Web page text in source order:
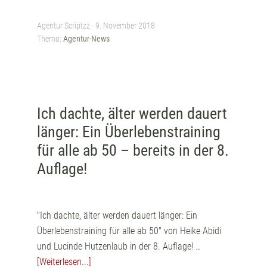
Agentur Scriptzz · 9. November 2018
Thema:Agentur-News
Ich dachte, älter werden dauert
länger: Ein Überlebenstraining
für alle ab 50 – bereits in der 8.
Auflage!
"Ich dachte, älter werden dauert länger: Ein
Überlebenstraining für alle ab 50" von Heike Abidi
und Lucinde Hutzenlaub in der 8. Auflage! …
[Weiterlesen...]